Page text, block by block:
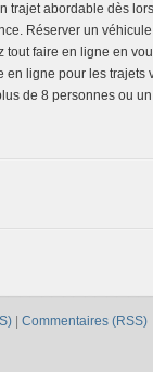
trajet abordable dès
Réserver un
faire en ligne en
ligne pour les trajets
de 8 personnes ou
Commentaires (RSS)